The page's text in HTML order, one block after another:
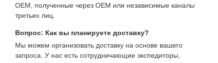
OEM, полученные через OEM или независимые каналы
третьих лиц.
Вопрос: Как вы планируете доставку?
Мы можем организовать доставку на основе вашего
запроса. У нас есть сотрудничающие экспедиторы,